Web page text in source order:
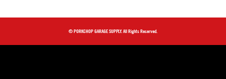
© PORKCHOP GARAGE SUPPLY. All Rights Reserved.